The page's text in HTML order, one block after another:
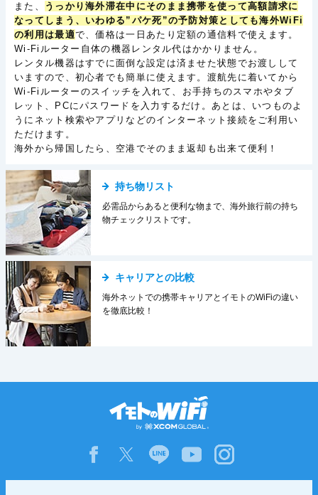
また、
うっかり海外滞在中にそのまま携帯を使って高額請求に
なってしまう、いわゆる”パケ死”の予防対策としても海外WiFi
の利用は最適で、価格は一日あたり定額の通信料で使えます。
Wi-Fiルーター自体の機器レンタル代はかかりません。
レンタル機器はすでに面倒な設定は済ませた状態でお渡しして
いますので、初心者でも簡単に使えます。渡航先に着いてから
Wi-Fiルーターのスイッチを入れて、お手持ちのスマホやタブ
レット、PCにパスワードを入力するだけ。あとは、いつものよ
うにネット検索やアプリなどのインターネット接続をご利用い
ただけます。
海外から帰国したら、空港でそのまま返却も出来て便利！
持ち物リスト
必需品からあると便利な物まで、海外旅行前の持ち
物チェックリストです。
キャリアとの比較
海外ネットでの携帯キャリアとイモトのWiFiの違い
を徹底比較！